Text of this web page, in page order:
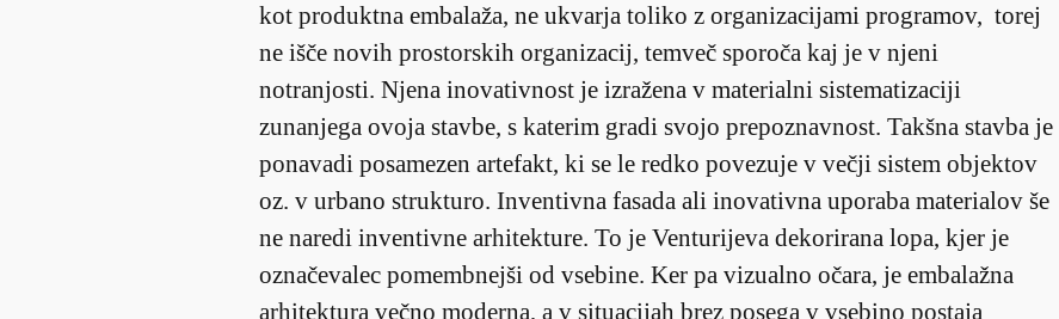
kot produktna embalaža, ne ukvarja toliko z organizacijami programov, torej
ne išče novih prostorskih organizacij, temveč sporoča kaj je v njeni
notranjosti. Njena inovativnost je izražena v materialni sistematizaciji
zunanjega ovoja stavbe, s katerim gradi svojo prepoznavnost. Takšna stavba je
ponavadi posamezen artefakt, ki se le redko povezuje v večji sistem objektov
oz. v urbano strukturo. Inventivna fasada ali inovativna uporaba materialov še
ne naredi inventivne arhitekture. To je Venturijeva dekorirana lopa, kjer je
označevalec pomembnejši od vsebine. Ker pa vizualno očara, je embalažna
arhitektura večno moderna, a v situacijah brez posega v vsebino postaja